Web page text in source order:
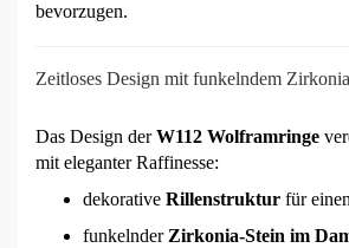
bevorzugen.
Zeitloses Design mit funkelndem Zirkonia
Das Design derW112 Wolframringe
mit eleganter Raffinesse:
dekorative Rillenstruktur für
funkelnder Zirkonia-Stein im